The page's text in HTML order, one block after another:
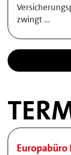
zwingt …
Europabüro